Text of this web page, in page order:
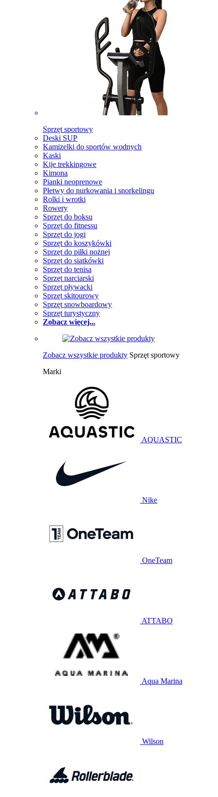
Sprzęt sportowy
Deski SUP
Kamizelki do sportów wodnych
Kaski
Kije trekkingowe
Kimona
Pianki neoprenowe
Płetwy do nurkowania i snorkelingu
Rolki i wrotki
Rowery
Sprzęt do boksu
Sprzęt do fitnessu
Sprzęt do jogi
Sprzęt do koszykówki
Sprzęt do piłki nożnej
Sprzęt do siatkówki
Sprzęt do tenisa
Sprzęt narciarski
Sprzęt pływacki
Sprzęt skitourowy
Sprzęt snowboardowy
Sprzęt turystyczny
Zobacz więcej...
Zobacz wszystkie produkty Sprzęt sportowy
Marki
AQUASTIC
Nike
OneTeam
ATTABO
Aqua Marina
Wilson